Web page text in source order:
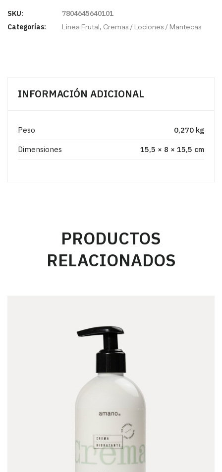
SKU:
7804645640101
Categorías:
Linea Frutal, Cremas / Lociones / Mantecas
INFORMACIÓN ADICIONAL
Peso 0,270 kg
Dimensiones 15,5 × 8 × 15,5 cm
PRODUCTOS
RELACIONADOS